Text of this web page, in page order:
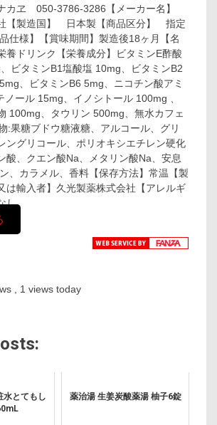
カヱ 050-3786-3286【メーカー名】
【製造国】 日本製【商品区分】 指定
仕様】【賞味期間】製造後18ヶ月【名
養ドリンク【栄養成分】ビタミンE酢酸
ビタミンB1塩酸塩 10mg、ビタミンB2
、ビタミンB6 5mg、ニコチン酸アミ
ノール 15mg、イノシトール 100mg 、
100mg、タウリン 500mg、無水カフェ
:果糖ブドウ糖液糖、アルコール、グリ
ングリコール、ポリオキシエチレン硬化
酸、クエン酸Na、メタリン酸Na、安息
、カラメル、香料【保存方法】常温【製
は輸入者】久光製薬株式会社【アレルギ
し
, 1 views today
水とてもし
薬治湯 生姜炭酸薬湯 柚子6錠